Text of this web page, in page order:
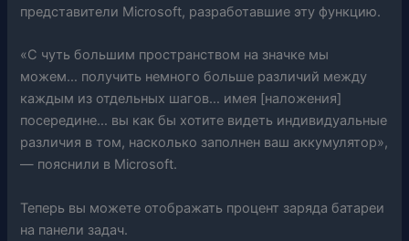
представители Microsoft, разработавшие эту функцию.
«С чуть большим пространством на значке мы
можем… получить немного больше различий между
каждым из отдельных шагов… имея [наложения]
посередине… вы как бы хотите видеть индивидуальные
различия в том, насколько заполнен ваш аккумулятор»,
— пояснили в Microsoft.
Теперь вы можете отображать процент заряда батареи
на панели задач.